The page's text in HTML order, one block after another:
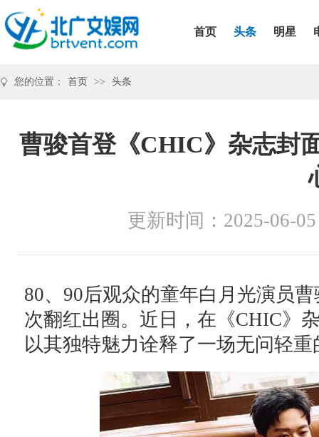
首页 头条 明星
您的位置： 首页 >> 头条
曹骏首登《CHIC》杂志封
更新时间：2025-06-05
80、90后观众的童年白月光演员
次翻红出圈。近日，在《CHIC》
以其独特魅力诠释了一场无问轻